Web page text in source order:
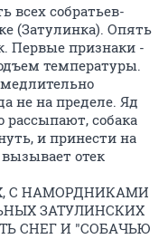
всех собратьев-
(Затулинка). Опять
Первые признаки -
температуры.
не на пределе. Яд
собака
и принести на
отек
С НАМОРДНИКАМИ
ЗАТУЛИНСКИХ
СНЕГ И "СОБАЧЬЮ